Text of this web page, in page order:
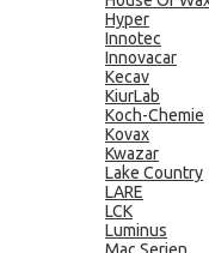
Hyper
Innotec
Innovacar
Kecav
KiurLab
Koch-Chemie
Kovax
Kwazar
Lake Country
LARE
LCK
Luminus